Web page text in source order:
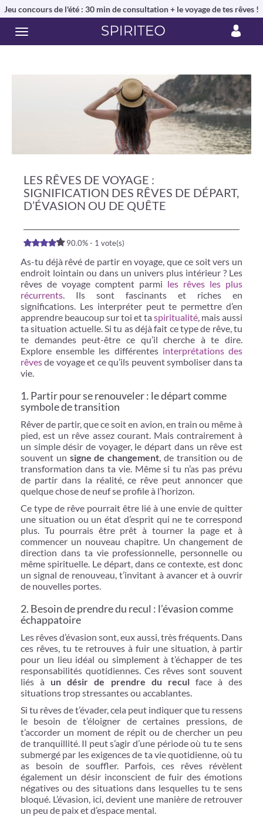
Jeu concours de l'été : 30 min de consultation + le voyage de tes rêves !
LES RÊVES DE VOYAGE :
SIGNIFICATION DES RÊVES DE DÉPART,
D’ÉVASION OU DE QUÊTE
90.0% - 1 vote(s)
As-tu déjà rêvé de partir en voyage, que ce soit vers un
endroit lointain ou dans un univers plus intérieur ? Les
rêves de voyage comptent parmi les rêves les plus
récurrents. Ils sont fascinants et riches en
significations. Les interpréter peut te permettre d’en
apprendre beaucoup sur toi et ta spiritualité, mais aussi
ta situation actuelle. Si tu as déjà fait ce type de rêve, tu
te demandes peut-être ce qu’il cherche à te dire.
Explore ensemble les différentes interprétations des
rêvesde voyage et ce qu’ils peuvent symboliser dans ta
vie.
1. Partir pour se renouveler : le départ comme
symbole de transition
Rêver de partir, que ce soit en avion, en train ou même à
pied, est un rêve assez courant. Mais contrairement à
un simple désir de voyager, le départ dans un rêve est
souvent un signe de changement, de transition ou de
transformation dans ta vie. Même si tu n’as pas prévu
de partir dans la réalité, ce rêve peut annoncer que
quelque chose de neuf se profile à l’horizon.
Ce type de rêve pourrait être lié à une envie de quitter
une situation ou un état d’esprit qui ne te correspond
plus. Tu pourrais être prêt à tourner la page et à
commencer un nouveau chapitre. Un changement de
direction dans ta vie professionnelle, personnelle ou
même spirituelle. Le départ, dans ce contexte, est donc
un signal de renouveau, t’invitant à avancer et à ouvrir
de nouvelles portes.
2. Besoin de prendre du recul : l’évasion comme
échappatoire
Les rêves d’évasion sont, eux aussi, très fréquents. Dans
ces rêves, tu te retrouves à fuir une situation, à partir
pour un lieu idéal ou simplement à t’échapper de tes
responsabilités quotidiennes. Ces rêves sont souvent
liés à un désir de prendre du reculface à des
situations trop stressantes ou accablantes.
Si tu rêves de t’évader, cela peut indiquer que tu ressens
le besoin de t’éloigner de certaines pressions, de
t’accorder un moment de répit ou de chercher un peu
de tranquillité. Il peut s’agir d’une période où tu te sens
submergé par les exigences de ta vie quotidienne, où tu
as besoin de souffler. Parfois, ces rêves révèlent
également un désir inconscient de fuir des émotions
négatives ou des situations dans lesquelles tu te sens
bloqué. L’évasion, ici, devient une manière de retrouver
un peu de paix et d’espace mental.